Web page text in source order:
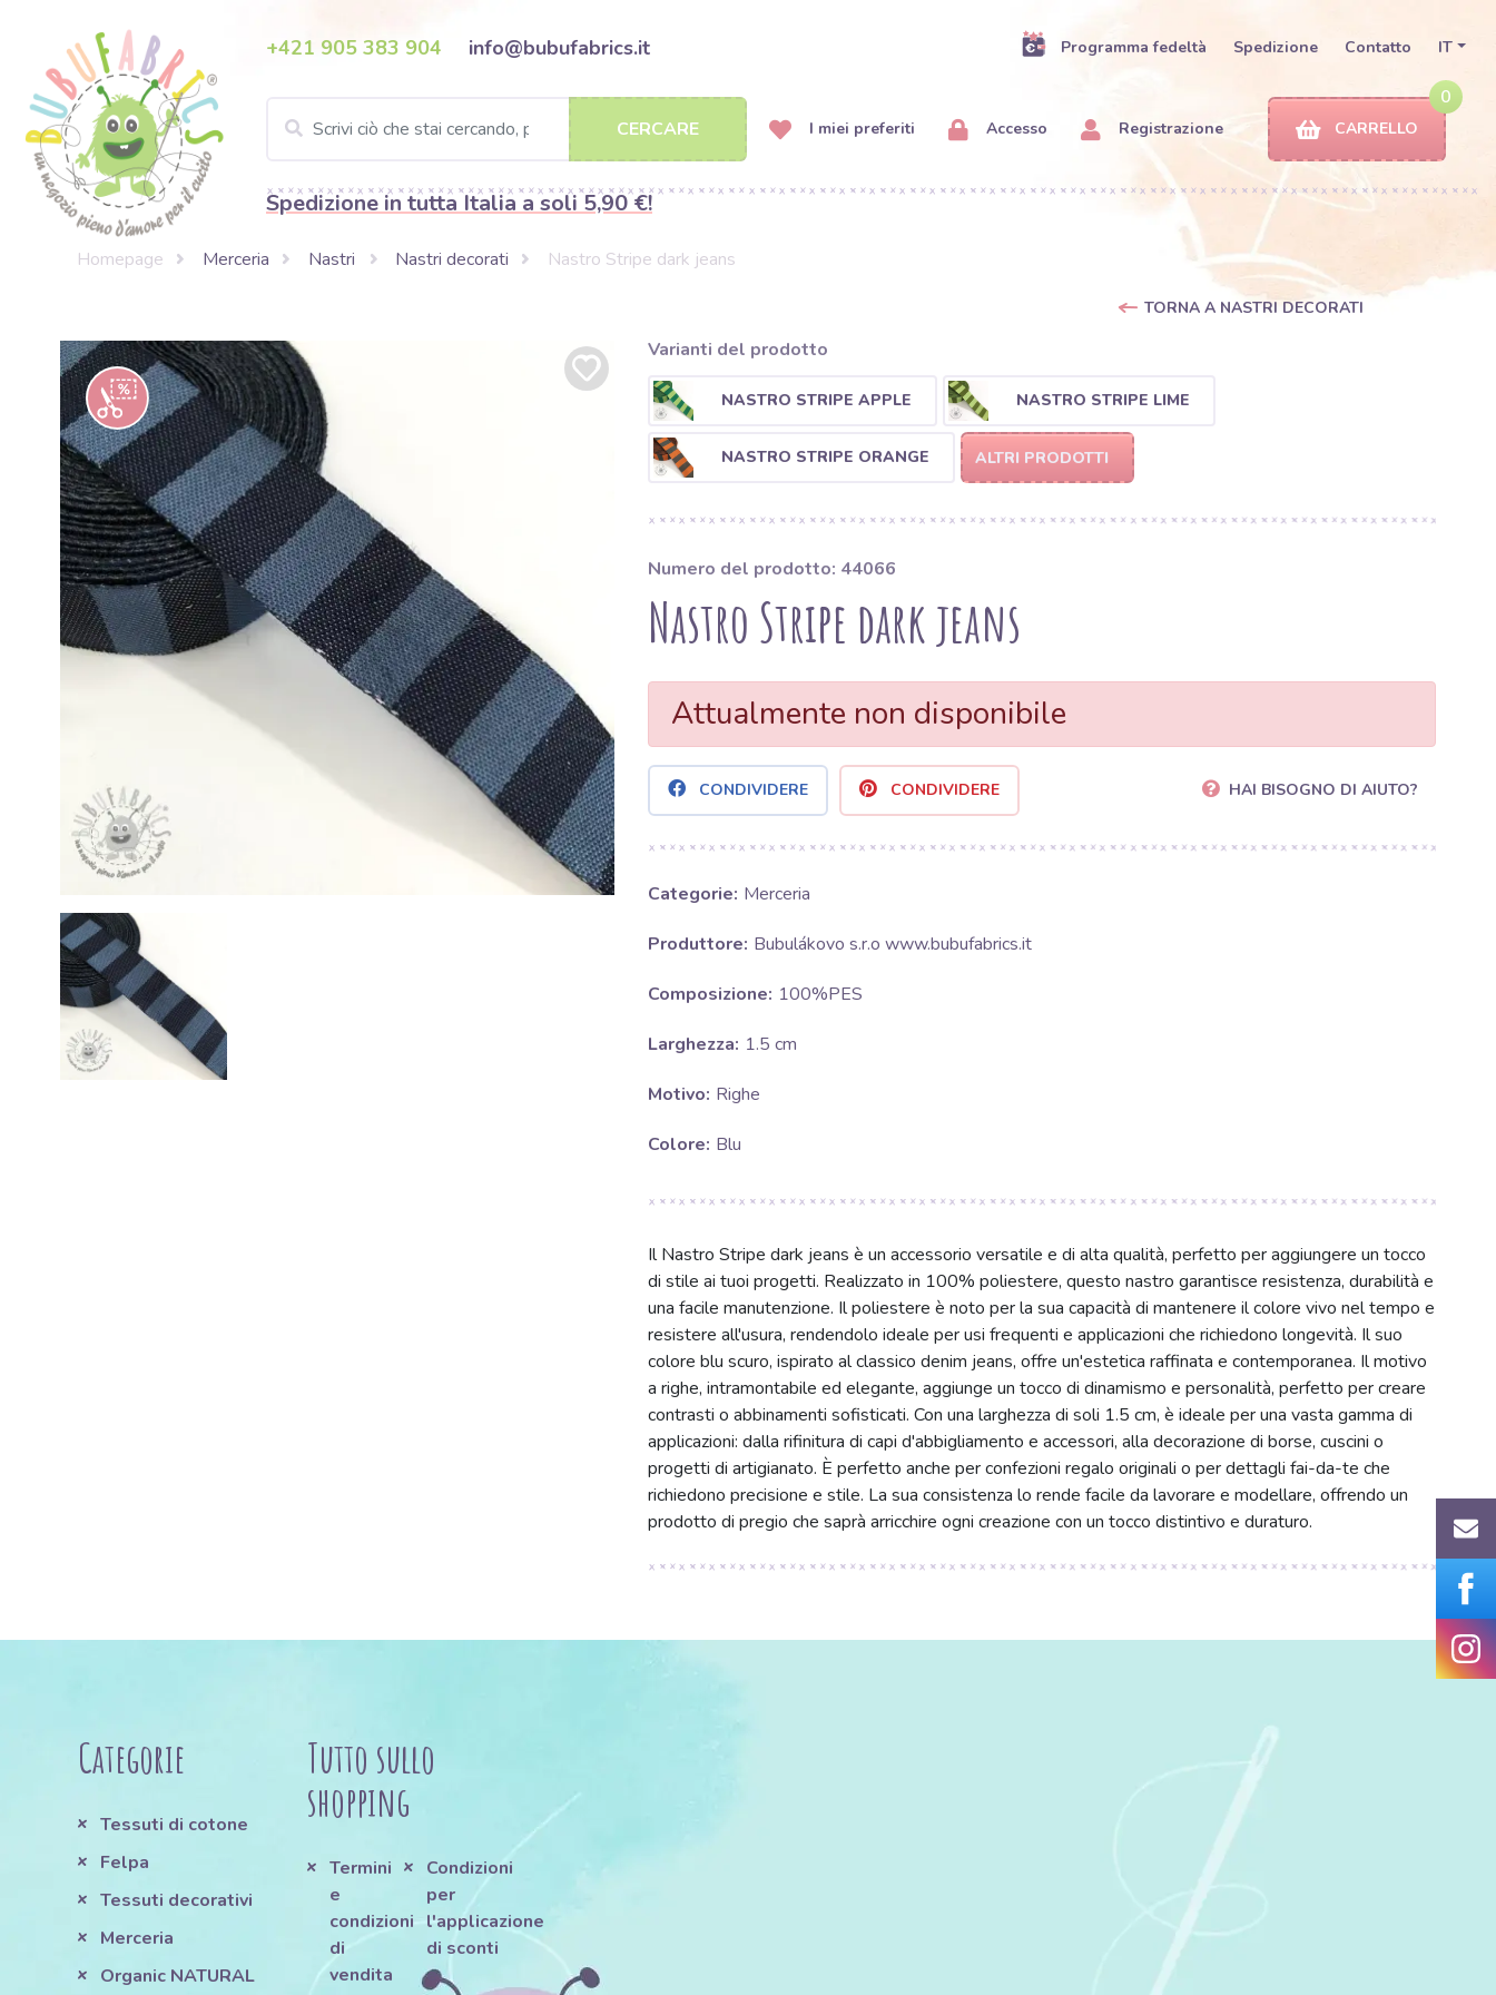
+421 905 383 904 info@bubufabrics.it Programma fedeltà Spedizione Contatto IT
CERCARE I miei preferiti Accesso Registrazione
0
CARRELLO
Spedizione in tutta Italia a soli 5,90 €!
Homepage Merceria Nastri Nastri decorati Nastro Stripe dark jeans
TORNA A NASTRI DECORATI
Varianti del prodotto
NASTRO STRIPE APPLE NASTRO STRIPE LIME
NASTRO STRIPE ORANGE ALTRI PRODOTTI
Numero del prodotto: 44066
Nastro Stripe dark jeans
Attualmente non disponibile
CONDIVIDERE CONDIVIDERE HAI BISOGNO DI AIUTO?
Categorie: Merceria
Produttore: Bubulákovo s.r.o www.bubufabrics.it
Composizione: 100%PES
Larghezza: 1.5 cm
Motivo: Righe
Colore: Blu
Il Nastro Stripe dark jeans è un accessorio versatile e di alta qualità, perfetto per aggiungere un tocco
di stile ai tuoi progetti. Realizzato in 100% poliestere, questo nastro garantisce resistenza, durabilità e
una facile manutenzione. Il poliestere è noto per la sua capacità di mantenere il colore vivo nel tempo e
resistere all'usura, rendendolo ideale per usi frequenti e applicazioni che richiedono longevità. Il suo
colore blu scuro, ispirato al classico denim jeans, offre un'estetica raffinata e contemporanea. Il motivo
a righe, intramontabile ed elegante, aggiunge un tocco di dinamismo e personalità, perfetto per creare
contrasti o abbinamenti sofisticati. Con una larghezza di soli 1.5 cm, è ideale per una vasta gamma di
applicazioni: dalla rifinitura di capi d'abbigliamento e accessori, alla decorazione di borse, cuscini o
progetti di artigianato. È perfetto anche per confezioni regalo originali o per dettagli fai-da-te che
richiedono precisione e stile. La sua consistenza lo rende facile da lavorare e modellare, offrendo un
prodotto di pregio che saprà arricchire ogni creazione con un tocco distintivo e duraturo.
Categorie
Tessuti di cotone
Felpa
Tessuti decorativi
Merceria
Organic NATURAL
Tutto sullo
shopping
Termini
e
condizioni
di
vendita
Condizioni
per
l'applicazione
di sconti
e